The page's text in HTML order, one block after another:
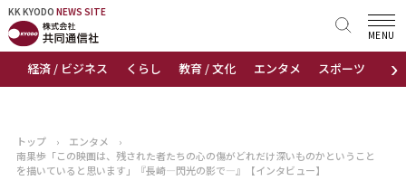
KK KYODO NEWS SITE
›
経済 / ビジネス くらし 教育 / 文化 エンタメ スポーツ 地域
MENU
KK KYODONEWS SITE
トップページ
ニュース
トップ › エンタメ
›
南果歩「この映画は、残された者たちの心の傷がどれだけ深いものかということ
を描いていると思います」『長崎―閃光の影で―』【インタビュー】